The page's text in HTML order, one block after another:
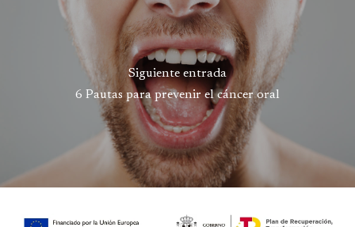
Siguiente entrada
6 Pautas para prevenir el cáncer oral